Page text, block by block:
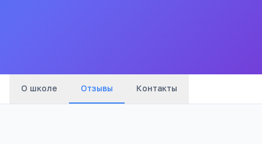
О школе Отзывы Контакты